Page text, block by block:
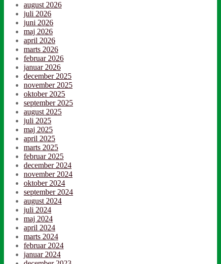
august 2026
juli 2026
juni 2026
maj 2026
april 2026
marts 2026
februar 2026
januar 2026
december 2025
november 2025
oktober 2025
september 2025
august 2025
juli 2025
maj 2025
april 2025
marts 2025
februar 2025
december 2024
november 2024
oktober 2024
september 2024
august 2024
juli 2024
maj 2024
april 2024
marts 2024
februar 2024
januar 2024